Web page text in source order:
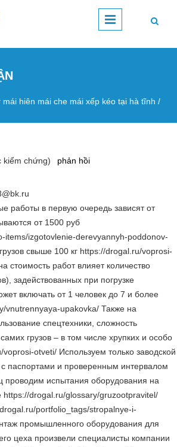
đây
hiên mái che mái xếp kéo tại hà tĩnh /
kiểm chứng)
phản hồi
работы в первую очередь зависят от
от 1500 руб
items/izgotovlenie-derevyannyh-poddonov-
свыше 100 кг https://drogal.ru/voprosi-
стоимость работ влияет количество
задействованных при погрузке
включать от 1 человек до 7 и более
vnutrennyaya-upakovka/ Также на
спецтехники, сложность
грузов – в том числе хрупких и особо
otveti/ Используем только заводской
с паспортами и проверенным интервалом
проводим испытания оборудования на
https://drogal.ru/glossary/gruzootpravitel/
portfolio_tags/stropalnye-i-
промышленного оборудования для
цеха произвели специалисты компании